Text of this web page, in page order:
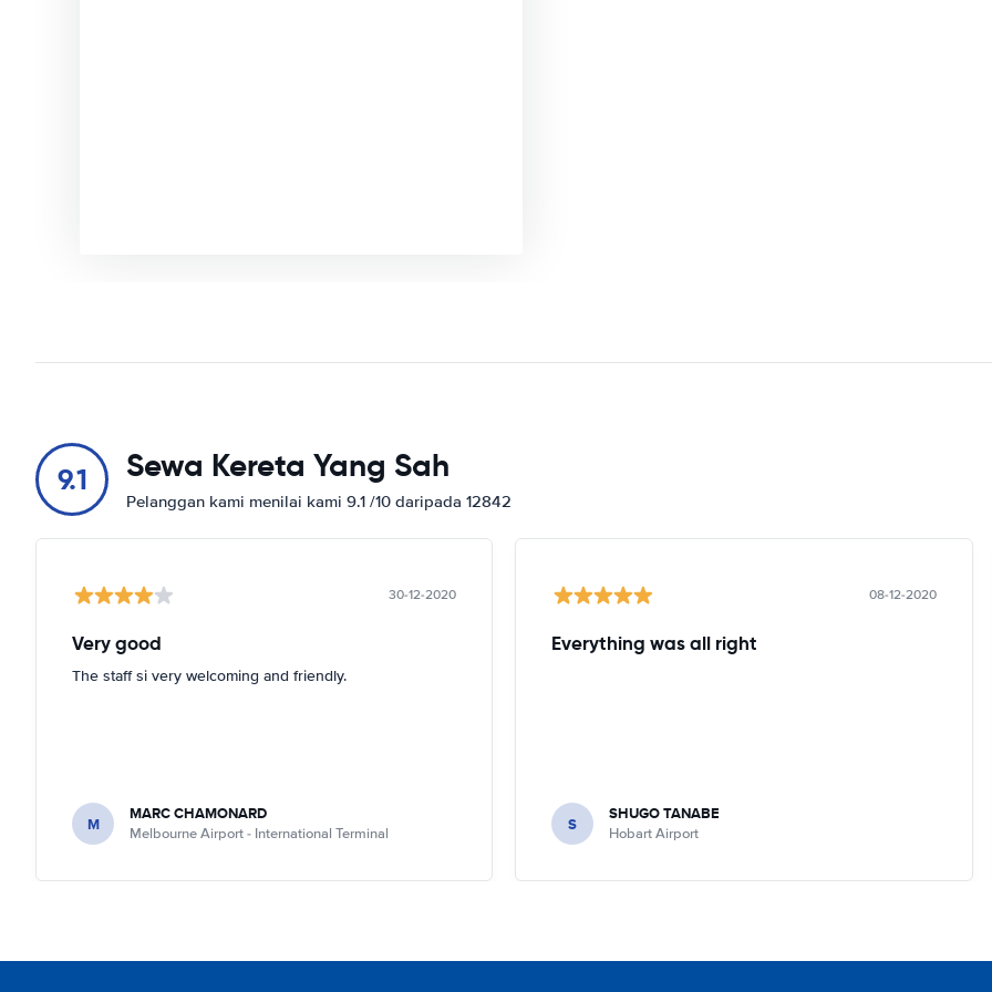
9.1 Sewa Kereta Yang Sah
Pelanggan kami menilai kami 9.1 /10 daripada 12842
30-12-2020
Very good
The staff si very welcoming and friendly.
M MARC CHAMONARD
Melbourne Airport - International Terminal
08-12-2020
Everything was all right
S SHUGO TANABE
Hobart Airport